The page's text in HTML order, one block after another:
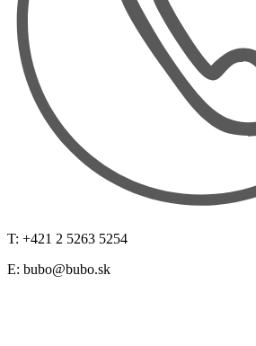
T: +421 2 5263 5254
E: bubo@bubo.sk